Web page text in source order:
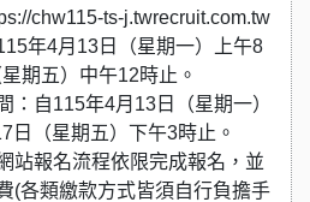
chw115-ts-j.twrecruit.com.tw
年4月13日（星期一）上午8
期五）中午12時止。
：自115年4月13日（星期一）
日（星期五）下午3時止。
站報名流程依限完成報名，並
(各類繳款方式皆須自行負擔手